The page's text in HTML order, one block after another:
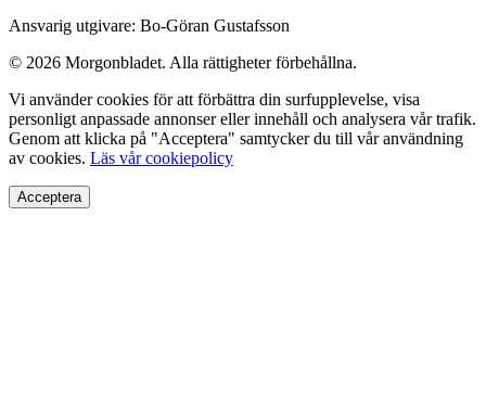
Ansvarig utgivare: Bo-Göran Gustafsson
© 2026 Morgonbladet. Alla rättigheter förbehållna.
Vi använder cookies för att förbättra din surfupplevelse, visa
personligt anpassade annonser eller innehåll och analysera vår trafik.
Genom att klicka på "Acceptera" samtycker du till vår användning
av cookies. Läs vår cookiepolicy
Acceptera